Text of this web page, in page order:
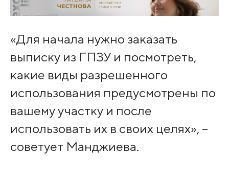
«Для начала нужно заказать
выписку из ГПЗУ и посмотреть,
какие виды разрешенного
использования предусмотрены по
вашему участку и после
использовать их в своих целях», –
советует Манджиева.